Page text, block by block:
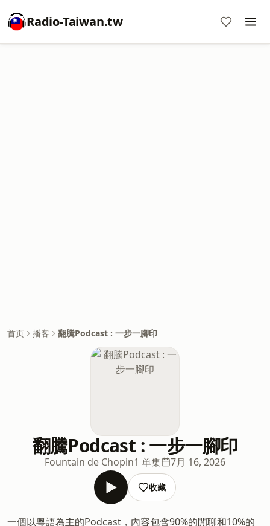
Radio-Taiwan.tw
首页 播客 翻騰Podcast : 一步一腳印
翻騰Podcast : 一步一腳印
Fountain de Chopin1 单集 7月 16, 2026
收藏
一個以粵語為主的Podcast，內容包含90%的閒聊和10%的